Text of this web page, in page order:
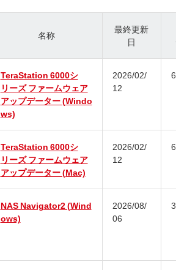
名称
最終更新
日
ジ
TeraStation 6000シ
リーズ ファームウェア
アップデーター (Windo
ws)
2026/02/
12
TeraStation 6000シ
リーズ ファームウェア
アップデーター (Mac)
2026/02/
12
NAS Navigator2 (Wind
ows)
2026/08/
06